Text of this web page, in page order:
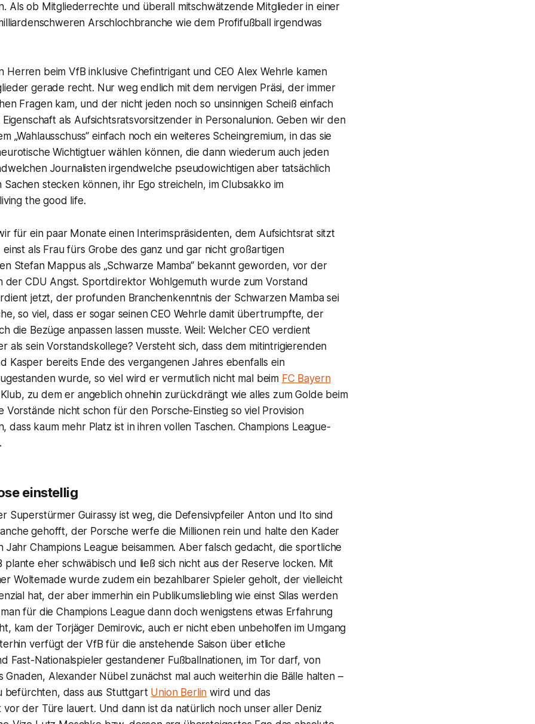
Als ob Mitgliederrechte und überall mitschwätzende Mitglieder in einer
Arschlochbranche wie dem Profifußball irgendwas
Herren beim VfB inklusive Chefintrigant und CEO Alex Wehrle kamen
gerade recht. Nur weg endlich mit dem nervigen Präsi, der immer
Fragen kam, und der nicht jeden noch so unsinnigen Scheiß einfach
als Aufsichtsratsvorsitzender in Personalunion. Geben wir den
„Wahlausschuss“ einfach noch ein weiteres Scheingremium, in das sie
Wichtigtuer wählen können, die dann wiederum auch jeden
Journalisten irgendwelche pseudowichtigen aber tatsächlich
Sachen stecken können, ihr Ego streicheln, im Clubsakko im
the good life.
für ein paar Monate einen Interimspräsidenten, dem Aufsichtsrat sitzt
einst als Frau fürs Grobe des ganz und gar nicht großartigen
Stefan Mappus als „Schwarze Mamba“ bekannt geworden, vor der
der CDU Angst. Sportdirektor Wohlgemuth wurde zum Vorstand
jetzt, der profunden Branchenkenntnis der Schwarzen Mamba sei
so viel, dass er sogar seinen CEO Wehrle damit übertrumpfte, der
die Bezüge anpassen lassen musste. Weil: Welcher CEO verdient
als sein Vorstandskollege? Versteht sich, dass dem mitintrigierenden
Kasper bereits Ende des vergangenen Jahres ebenfalls ein
wurde, so viel wird er vermutlich nicht mal beim FC Bayern
zu dem er angeblich ohnehin zurückdrängt wie alles zum Golde beim
Vorstände nicht schon für den Porsche-Einstieg so viel Provision
dass kaum mehr Platz ist in ihren vollen Taschen. Champions League-
einstellig
Superstürmer Guirassy ist weg, die Defensivpfeiler Anton und Ito sind
gehofft, der Porsche werfe die Millionen rein und halte den Kader
Jahr Champions League beisammen. Aber falsch gedacht, die sportliche
plante eher schwäbisch und ließ sich nicht aus der Reserve locken. Mit
Woltemade wurde zudem ein bezahlbarer Spieler geholt, der vielleicht
hat, der aber immerhin ein Publikumsliebling wie einst Silas werden
für die Champions League dann doch wenigstens etwas Erfahrung
kam der Torjäger Demirovic, auch er nicht eben unbeholfen im Umgang
verfügt der VfB für die anstehende Saison über etliche
Fast-Nationalspieler gestandener Fußballnationen, im Tor darf, von
Gnaden, Alexander Nübel zunächst mal auch weiterhin die Bälle halten –
befürchten, dass aus Stuttgart Union Berlin wird und das
vor der Türe lauert. Und dann ist da natürlich noch unser aller Deniz